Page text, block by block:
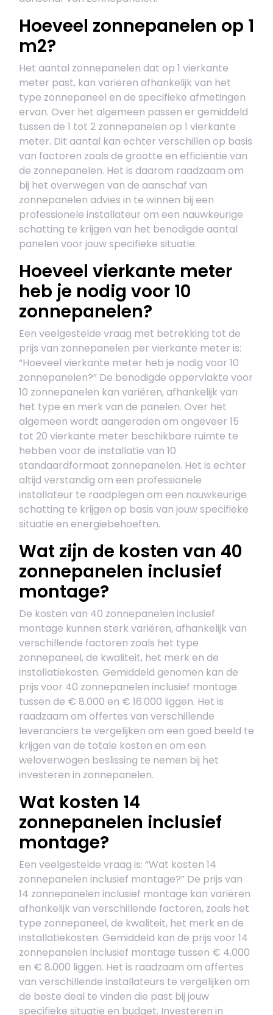
Hoeveel zonnepanelen op 1
m2?
Het aantal zonnepanelen dat op 1 vierkante
meter past, kan variëren afhankelijk van het
type zonnepaneel en de specifieke afmetingen
ervan. Over het algemeen passen er gemiddeld
tussen de 1 tot 2 zonnepanelen op 1 vierkante
meter. Dit aantal kan echter verschillen op basis
van factoren zoals de grootte en efficiëntie van
de zonnepanelen. Het is daarom raadzaam om
bij het overwegen van de aanschaf van
zonnepanelen advies in te winnen bij een
professionele installateur om een nauwkeurige
schatting te krijgen van het benodigde aantal
panelen voor jouw specifieke situatie.
Hoeveel vierkante meter
heb je nodig voor 10
zonnepanelen?
Een veelgestelde vraag met betrekking tot de
prijs van zonnepanelen per vierkante meter is:
“Hoeveel vierkante meter heb je nodig voor 10
zonnepanelen?” De benodigde oppervlakte voor
10 zonnepanelen kan variëren, afhankelijk van
het type en merk van de panelen. Over het
algemeen wordt aangeraden om ongeveer 15
tot 20 vierkante meter beschikbare ruimte te
hebben voor de installatie van 10
standaardformaat zonnepanelen. Het is echter
altijd verstandig om een professionele
installateur te raadplegen om een nauwkeurige
schatting te krijgen op basis van jouw specifieke
situatie en energiebehoeften.
Wat zijn de kosten van 40
zonnepanelen inclusief
montage?
De kosten van 40 zonnepanelen inclusief
montage kunnen sterk variëren, afhankelijk van
verschillende factoren zoals het type
zonnepaneel, de kwaliteit, het merk en de
installatiekosten. Gemiddeld genomen kan de
prijs voor 40 zonnepanelen inclusief montage
tussen de € 8.000 en € 16.000 liggen. Het is
raadzaam om offertes van verschillende
leveranciers te vergelijken om een goed beeld te
krijgen van de totale kosten en om een
weloverwogen beslissing te nemen bij het
investeren in zonnepanelen.
Wat kosten 14
zonnepanelen inclusief
montage?
Een veelgestelde vraag is: “Wat kosten 14
zonnepanelen inclusief montage?” De prijs van
14 zonnepanelen inclusief montage kan variëren
afhankelijk van verschillende factoren, zoals het
type zonnepaneel, de kwaliteit, het merk en de
installatiekosten. Gemiddeld kan de prijs voor 14
zonnepanelen inclusief montage tussen € 4.000
en € 8.000 liggen. Het is raadzaam om offertes
van verschillende installateurs te vergelijken om
de beste deal te vinden die past bij jouw
specifieke situatie en budget. Investeren in